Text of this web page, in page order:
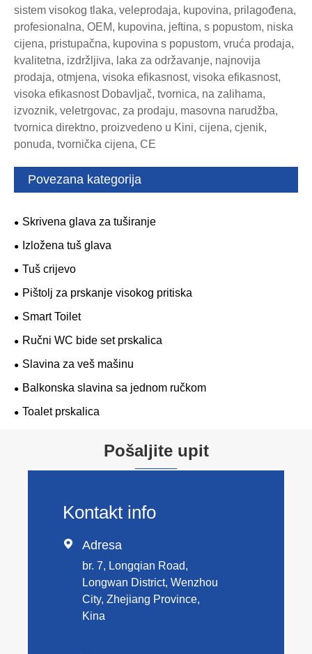
sistem visokog tlaka, veleprodaja, kupovina, prilagođena,
profesionalna, OEM, kupovina, jeftina, s popustom, niska
cijena, pristupačna, kupovina s popustom, vruća prodaja,
kvalitetna, izdržljiva, laka za održavanje, najnovija
prodaja, otmjena, visoka efikasnost, visoka efikasnost,
visoka efikasnost Dobavljač, tvornica, na zalihama,
izvoznik, veletrgovac, za prodaju, masovna narudžba,
tvornica direktno, proizvedeno u Kini, cijena, cjenik,
ponuda, tvornička cijena, CE
Povezana kategorija
Skrivena glava za tuširanje
Izložena tuš glava
Tuš crijevo
Pištolj za prskanje visokog pritiska
Smart Toilet
Ručni WC bide set prskalica
Slavina za veš mašinu
Balkonska slavina sa jednom ručkom
Toalet prskalica
Pošaljite upit
Kontakt info
 Adresa
br. 7, Longqian Road,
Longwan District, Wenzhou
City, Zhejiang Province,
Kina